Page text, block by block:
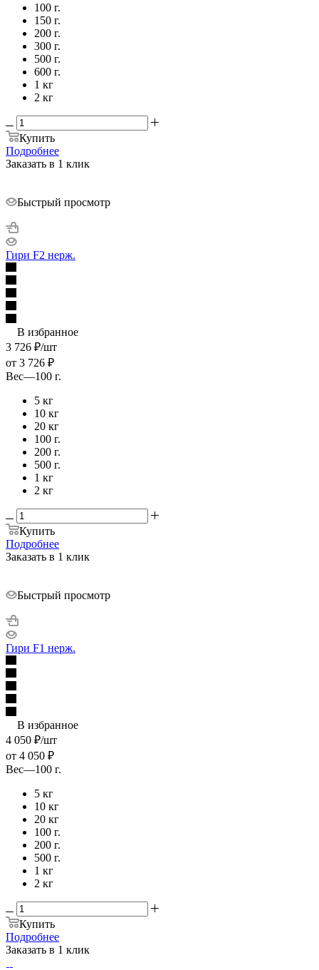
100 г.
150 г.
200 г.
300 г.
500 г.
600 г.
1 кг
2 кг
Купить
Подробнее
Заказать в 1 клик
Быстрый просмотр
Гири F2 нерж.
В избранное
3 726 ₽/шт
от 3 726 ₽
Вес—100 г.
5 кг
10 кг
20 кг
100 г.
200 г.
500 г.
1 кг
2 кг
Купить
Подробнее
Заказать в 1 клик
Быстрый просмотр
Гири F1 нерж.
В избранное
4 050 ₽/шт
от 4 050 ₽
Вес—100 г.
5 кг
10 кг
20 кг
100 г.
200 г.
500 г.
1 кг
2 кг
Купить
Подробнее
Заказать в 1 клик